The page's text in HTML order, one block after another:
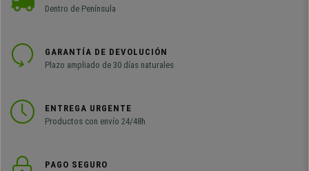
Dentro de Península
GARANTÍA DE DEVOLUCIÓN
Plazo ampliado de 30 días naturales
ENTREGA URGENTE
Productos con envío 24/48h
PAGO SEGURO